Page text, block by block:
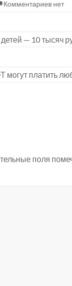
Комментариев нет
— 10 тысяч
платить
поля